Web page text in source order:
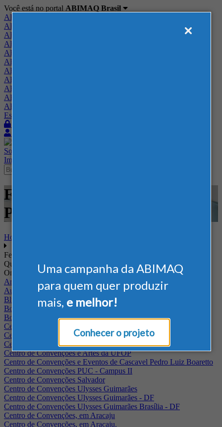
Uma campanha da ABIMAQ
para quem quer produzir
mais, e melhor!
Conhecer o projeto
Você está no portal ABIMAQ Brasil
ABIMAQ Brasil
ABIMAQ Minas Gerais
ABIMAQ Norte-Nordeste
ABIMAQ Paraná
ABIMAQ Piracicaba
ABIMAQ Ribeirão Preto
ABIMAQ Rio de Janeiro
ABIMAQ Rio Grande do Sul
ABIMAQ Santa Catarina
ABIMAQ São Paulo
ABIMAQ Vale do Paraíba
Escritório de Relações Governamentais
Sobre
Imprensa
Feiras - RIOCENTRO -
Plástico
Home
Feiras
Quando
Onde
Arena Jaguariuna
Auditório Albano Franco - FIEPA
Blumenau - SC
BolognaFiere
Boulevard Olimpico - RJ
Centro Internacional de Convenções do Brasil, em Brasília
Centro de Convenções - SE
Centro de Convenções de Pernambuco - PE
Centro de Convenções e Artes da UFOP
Centro de Convenções e Eventos de Cascavel Pedro Luiz Boaretto
Centro de Convenções PUC - Campus II
Centro de Convenções Salvador
Centro de Convenções Ulysses Guimarães
Centro de Convenções Ulysses Guimarães - DF
Centro de Convenções Ulysses Guimarães Brasília - DF
Centro de Convenções, em Aracaju
Centro de Convenções, em Aracaju.